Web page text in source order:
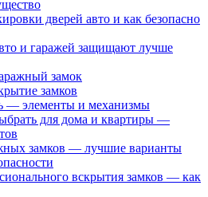
дверей авто и как безопасно
и гаражей защищают лучше
замок
замков
— элементы и механизмы
для дома и квартиры —
замков — лучшие варианты
вскрытия замков — как